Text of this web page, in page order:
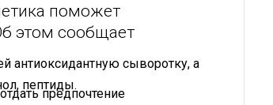
поможет
этом сообщает
антиоксидантную сыворотку, а
пептиды.
предпочтение